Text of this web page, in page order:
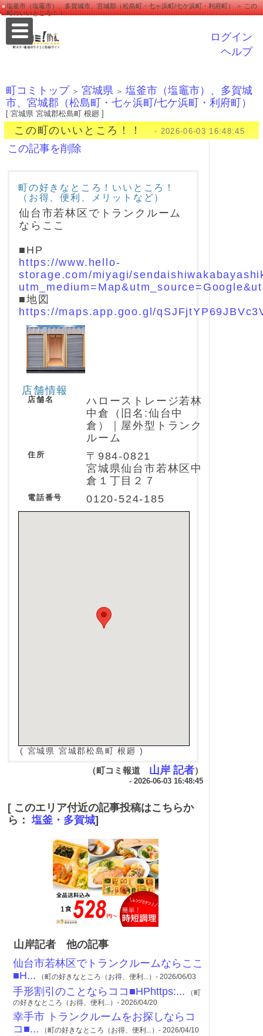
塩釜市（塩竈市）、多賀城市、宮城郡（松島町・七ヶ浜町/七ケ浜町・利府町） ＞ この
町のいいところ！！
ログイン
ヘルプ
町コミトップ ＞ 宮城県 ＞ 塩釜市（塩竈市）、多賀城
市、宮城郡（松島町・七ヶ浜町/七ケ浜町・利府町）
[ 宮城県 宮城郡松島町 根廻 ]
この町のいいところ！！ - 2026-06-03 16:48:45
この記事を削除
町の好きなところ！いいところ！
（お得、便利、メリットなど）
仙台市若林区でトランクルーム
ならここ
■HP
https://www.hello-
storage.com/miyagi/
■地図
https://maps.app.goo.gl/
店舗情報
店舗名
ハローストレージ若林
中倉（旧名:仙台中
倉）｜屋外型トランク
ルーム
住所
〒984-0821
宮城県仙台市若林区中
倉１丁目２７
電話番号 0120-524-185
( 宮城県 宮城郡松島町 根廻 )
（町コミ報道 山岸 記者）
- 2026-06-03 16:48:45
[ このエリア付近の記事投稿はこちらか
ら： 塩釜・多賀城]
山岸記者 他の記事
仙台市若林区でトランクルームならここ
■H... （町の好きなところ（お得、便利...）- 2026/06/03
手形割引のことならココ■HPhttps:... （町
の好きなところ（お得、便利...）- 2026/04/20
幸手市 トランクルームをお探しならコ
コ■... （町の好きなところ（お得、便利...）- 2026/04/10